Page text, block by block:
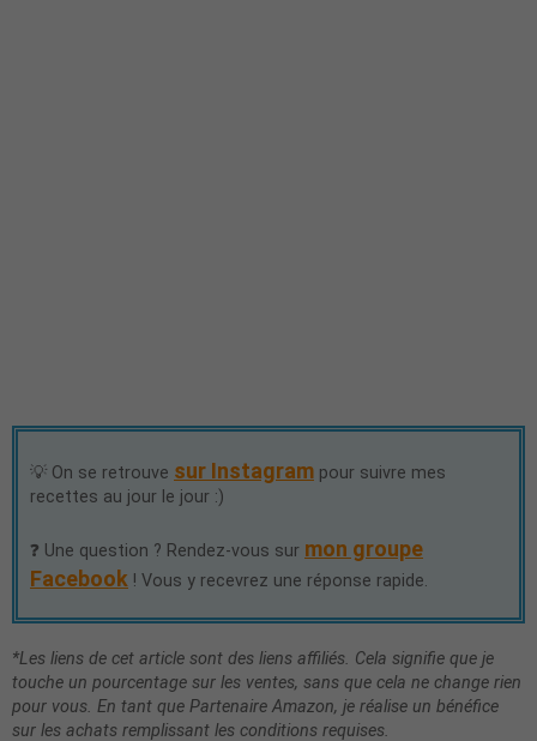
💡 On se retrouve sur Instagram pour suivre mes
recettes au jour le jour :)
❓ Une question ? Rendez-vous sur mon groupe
Facebook ! Vous y recevrez une réponse rapide.
*Les liens de cet article sont des liens affiliés. Cela signifie que je
touche un pourcentage sur les ventes, sans que cela ne change rien
pour vous. En tant que Partenaire Amazon, je réalise un bénéfice
sur les achats remplissant les conditions requises.